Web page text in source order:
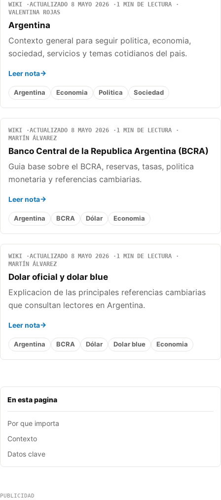
En esta pagina
Por que importa
Contexto
Datos clave
WIKI ACTUALIZADO 8 MAYO 2026
1 MIN DE LECTURA
VALENTINA ROJAS
Argentina
Contexto general para seguir politica, economia,
sociedad, servicios y temas cotidianos del pais.
Leer nota
Argentina Economia Politica Sociedad
WIKI ACTUALIZADO 8 MAYO 2026
1 MIN DE LECTURA
MARTÍN ÁLVAREZ
Banco Central de la Republica Argentina (BCRA)
Guia base sobre el BCRA, reservas, tasas, politica
monetaria y referencias cambiarias.
Leer nota
Argentina BCRA Dólar Economia
WIKI ACTUALIZADO 8 MAYO 2026
1 MIN DE LECTURA
MARTÍN ÁLVAREZ
Dolar oficial y dolar blue
Explicacion de las principales referencias cambiarias
que consultan lectores en Argentina.
Leer nota
Argentina BCRA Dólar Dolar blue Economia
PUBLICIDAD